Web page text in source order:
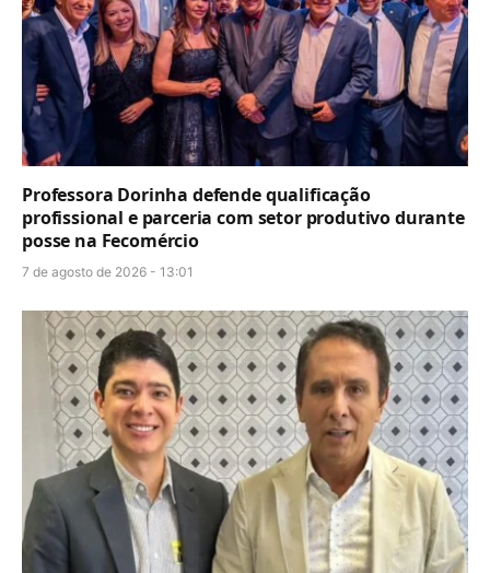
Professora Dorinha defende qualificação
profissional e parceria com setor produtivo durante
posse na Fecomércio
7 de agosto de 2026 - 13:01